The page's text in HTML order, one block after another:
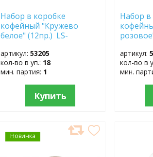
Набор в коробке
кофейный "Кружево
белое" (12пр.) LS-
артикул:53205
кол-во в уп.: 18
мин. партия: 1
Купить
Набор в
артикул:
кол-во в
мин.
Новинка
ДОБАВИТЬ
В